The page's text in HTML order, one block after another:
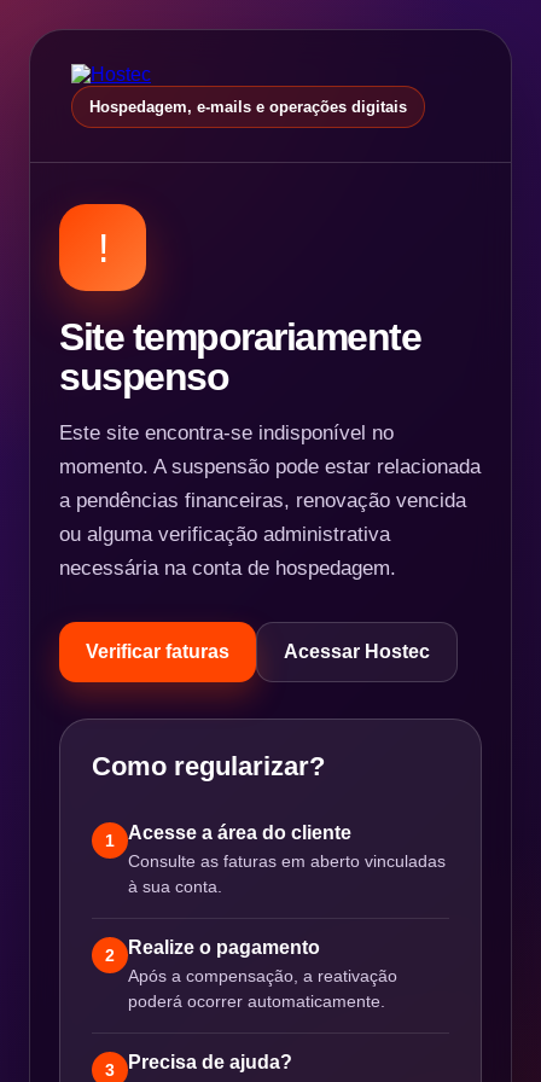
Hospedagem, e-mails e operações digitais
!
Site temporariamente
suspenso
Este site encontra-se indisponível no
momento. A suspensão pode estar relacionada
a pendências financeiras, renovação vencida
ou alguma verificação administrativa
necessária na conta de hospedagem.
Verificar faturas Acessar Hostec
Como regularizar?
1 Acesse a área do cliente
Consulte as faturas em aberto vinculadas
à sua conta.
2 Realize o pagamento
Após a compensação, a reativação
poderá ocorrer automaticamente.
3 Precisa de ajuda?